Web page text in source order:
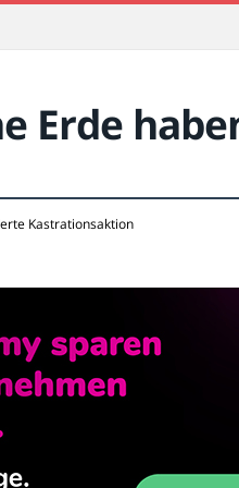
Erde
Kastrationsaktion